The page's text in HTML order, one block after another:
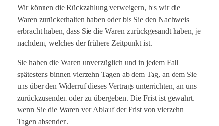
Wir können die Rückzahlung verweigern, bis wir die
Waren zurückerhalten haben oder bis Sie den Nachweis
erbracht haben, dass Sie die Waren zurückgesandt haben, je
nachdem, welches der frühere Zeitpunkt ist.
Sie haben die Waren unverzüglich und in jedem Fall
spätestens binnen vierzehn Tagen ab dem Tag, an dem Sie
uns über den Widerruf dieses Vertrags unterrichten, an uns
zurückzusenden oder zu übergeben. Die Frist ist gewahrt,
wenn Sie die Waren vor Ablauf der Frist von vierzehn
Tagen absenden.